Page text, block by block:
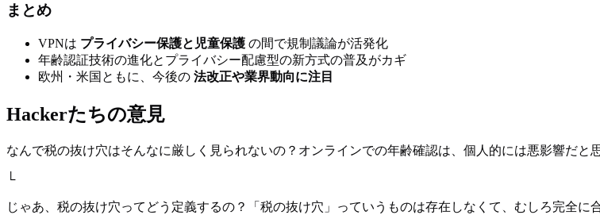
まとめ
VPNは プライバシー保護と児童保護 の間で規制議論が活発化
年齢認証技術の進化とプライバシー配慮型の新方式の普及がカギ
欧州・米国ともに、今後の 法改正や業界動向に注目
Hackerたちの意見
なんで税の抜け穴はそんなに厳しく見られないの？オンラインでの年齢確認は、個人的には悪影響だと
└
じゃあ、税の抜け穴ってどう定義するの？「税の抜け穴」っていうものは存在しなくて、むしろ完全